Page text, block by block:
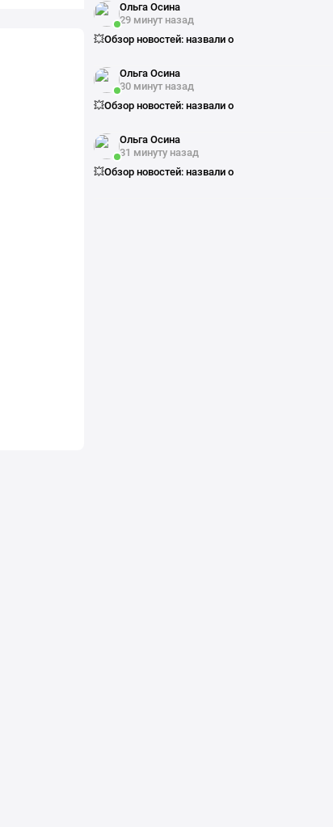
Ольга Осина
29 минут назад
💥Обзор новостей: назвали о
Ольга Осина
30 минут назад
💥Обзор новостей: назвали о
Ольга Осина
31 минуту назад
💥Обзор новостей: назвали о